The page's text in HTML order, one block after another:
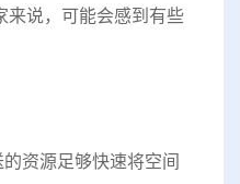
来说，可能会感到有些
资源足够快速将空间